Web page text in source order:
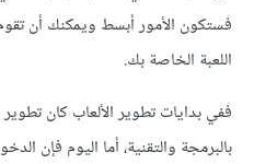
فستكون الأمور أبسط ويمكنك أن
اللعبة الخاصة بك.
ففي بدايات تطوير الألعاب كان
بالبرمجة والتقنية، أما اليوم فإن